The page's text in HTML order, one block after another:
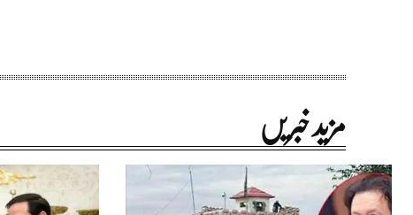
مزید خبریں